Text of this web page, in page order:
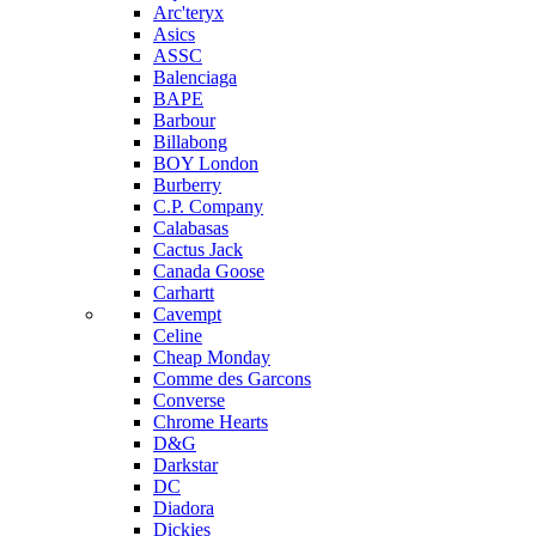
Arc'teryx
Asics
ASSC
Balenciaga
BAPE
Barbour
Billabong
BOY London
Burberry
C.P. Company
Calabasas
Cactus Jack
Canada Goose
Carhartt
Cavempt
Celine
Cheap Monday
Comme des Garcons
Converse
Chrome Hearts
D&G
Darkstar
DC
Diadora
Dickies